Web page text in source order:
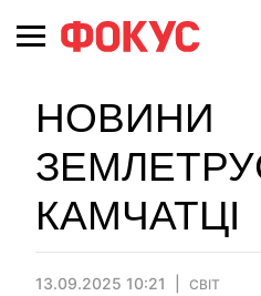
НОВИНИ
КАМЧАТЦІ
13.09.2025 10:21 СВІТ